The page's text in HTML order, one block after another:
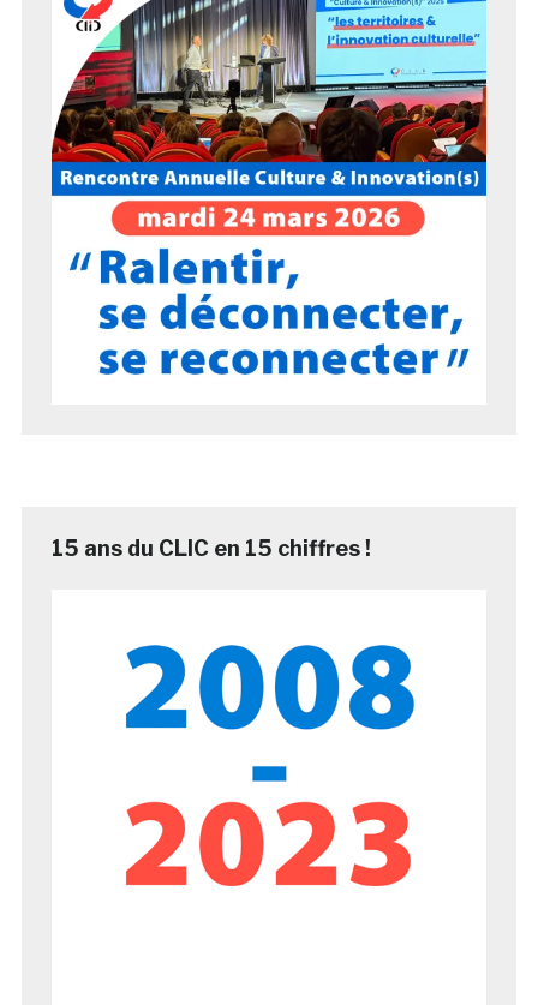
15 ans du CLIC en 15 chiffres !